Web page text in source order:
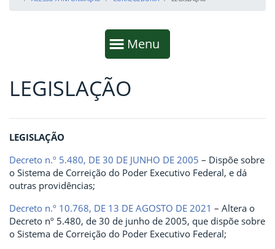
Mostrar
Menu
Fim da navegação
Início do conteúdo
LEGISLAÇÃO
LEGISLAÇÃO
Decreto n.º 5.480, DE 30 DE JUNHO DE 2005 – Dispõe sobre
o Sistema de Correição do Poder Executivo Federal, e dá
outras providências;
Decreto n.º 10.768, DE 13 DE AGOSTO DE 2021 – Altera o
Decreto nº 5.480, de 30 de junho de 2005, que dispõe sobre
o Sistema de Correição do Poder Executivo Federal;